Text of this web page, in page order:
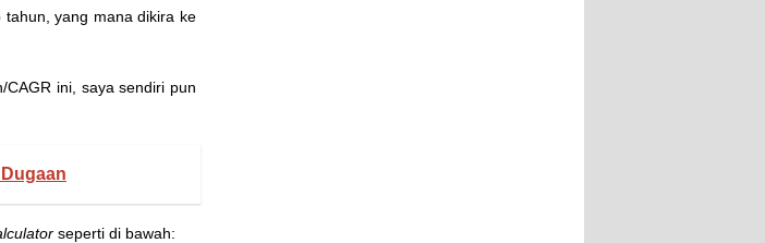
tahun, yang mana dikira ke
ini, saya sendiri pun
seperti di bawah: